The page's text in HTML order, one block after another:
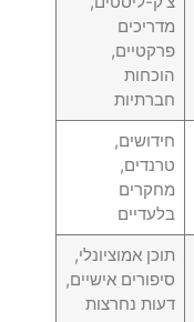
מדריכים
פרקטיים,
הוכחות
חברתיות
חידושים,
טרנדים,
מחקרים
בלעדיים
תוכן אמוציונלי,
סיפורים אישיים,
דעות נחרצות